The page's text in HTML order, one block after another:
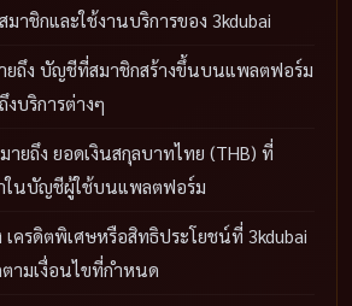
าชิกและใช้งานบริการของ 3kdubai
ยถึง บัญชีที่สมาชิกสร้างขึ้นบนแพลตฟอร์ม
งบริการต่างๆ
ายถึง ยอดเงินสกุลบาทไทย (THB) ที่
ในบัญชีผู้ใช้บนแพลตฟอร์ม
เครดิตพิเศษหรือสิทธิประโยชน์ที่ 3kdubai
ามเงื่อนไขที่กำหนด